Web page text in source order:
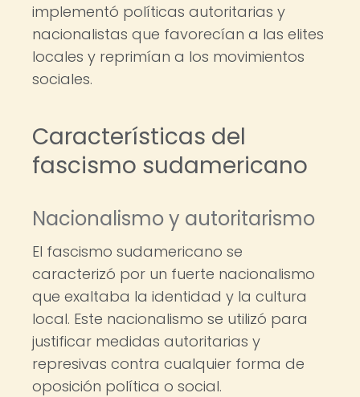
implementó políticas autoritarias y
nacionalistas que favorecían a las elites
locales y reprimían a los movimientos
sociales.
Características del
fascismo sudamericano
Nacionalismo y autoritarismo
El fascismo sudamericano se
caracterizó por un fuerte nacionalismo
que exaltaba la identidad y la cultura
local. Este nacionalismo se utilizó para
justificar medidas autoritarias y
represivas contra cualquier forma de
oposición política o social.